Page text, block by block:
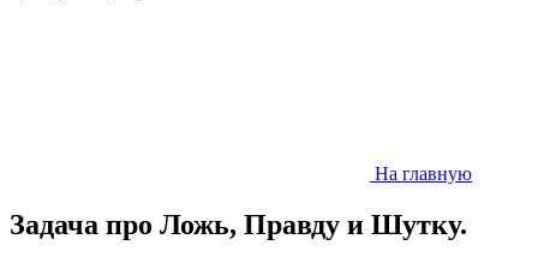
На главную
Задача про Ложь, Правду и Шутку.